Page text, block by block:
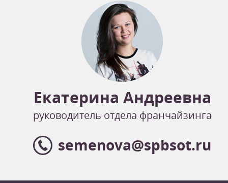
Екатерина Андреевна
руководитель отдела франчайзинга
semenova@spbsot.ru